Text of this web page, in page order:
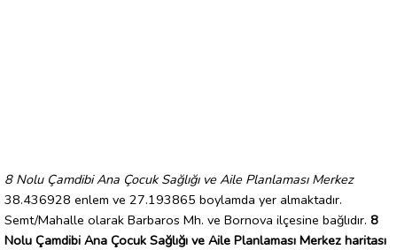
8 Nolu Çamdibi Ana Çocuk Sağlığı ve Aile Planlaması Merkez
38.436928 enlem ve 27.193865 boylamda yer almaktadır.
Semt/Mahalle olarak Barbaros Mh. ve Bornova ilçesine bağlıdır. 8
Nolu Çamdibi Ana Çocuk Sağlığı ve Aile Planlaması Merkez haritası